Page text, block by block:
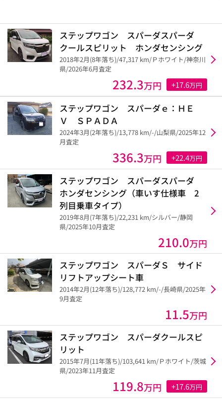
ステップワゴン スパーダスパーダ
クールスピリット ホンダセンシング
2018年2月(8年落ち)/47,317 km/Ｐホワイト/神奈川
県/2026年6月査定
232.3万円 +17.6万円
ステップワゴン スパーダｅ：ＨＥ
Ｖ ＳＰＡＤＡ
2024年3月(2年落ち)/13,778 km/-/山梨県/2025年12
月査定
336.3万円 +22.4万円
ステップワゴン スパーダスパーダ
ホンダセンシング（車いす仕様車 2
列目乗車タイプ）
2019年8月(7年落ち)/22,231 km/シルバー/静岡
県/2025年10月査定
210.0万円
ステップワゴン スパーダＳ サイド
リフトアップシート車
2014年2月(12年落ち)/128,772 km/-/長崎県/2025年
9月査定
11.5万円
ステップワゴン スパーダクールスピ
リット
2015年7月(11年落ち)/103,641 km/Ｐホワイト/茨城
県/2023年11月査定
119.8万円 +17.6万円